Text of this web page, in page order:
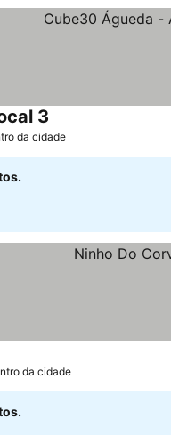
3
da cidade
da cidade